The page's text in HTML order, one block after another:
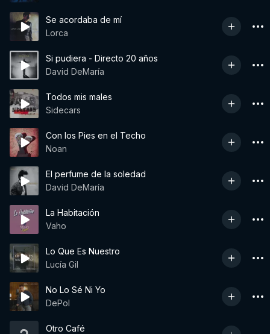
Se acordaba de mí
Lorca
Si pudiera - Directo 20 años
David DeMaría
Todos mis males
Sidecars
Con los Pies en el Techo
Noan
El perfume de la soledad
David DeMaría
La Habitación
Vaho
Lo Que Es Nuestro
Lucía Gil
No Lo Sé Ni Yo
DePol
Otro Café